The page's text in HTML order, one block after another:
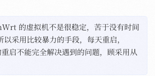
的虚拟机不是很稳定，苦于没有时间
采用比较暴力的手段，每天重启，
启不能完全解决遇到的问题，顾采用从